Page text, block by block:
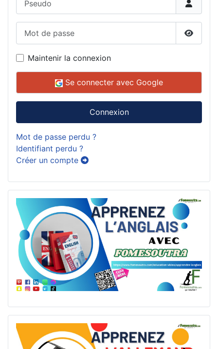
Maintenir la connexion
Se connecter avec Google
Connexion
Mot de passe perdu ?
Identifiant perdu ?
Créer un compte